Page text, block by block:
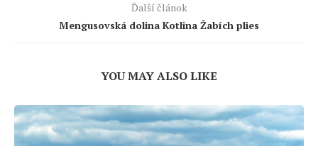
Ďalší článok
Mengusovská dolina Kotlina Žabích plies
YOU MAY ALSO LIKE